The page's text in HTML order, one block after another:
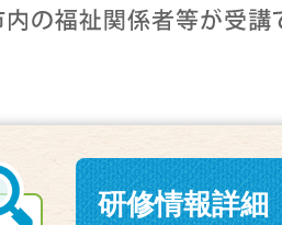
研修情報詳細